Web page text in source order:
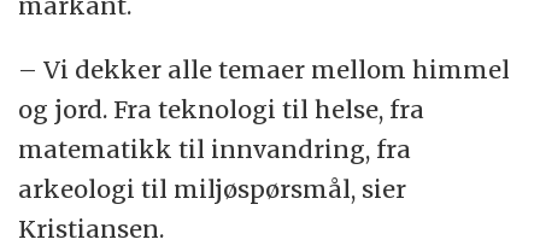
– Vi dekker alle temaer mellom himmel
og jord. Fra teknologi til helse, fra
matematikk til innvandring, fra
arkeologi til miljøspørsmål, sier
Kristiansen.